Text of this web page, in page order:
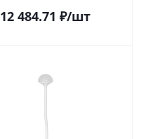
12 484.71 ₽/шт